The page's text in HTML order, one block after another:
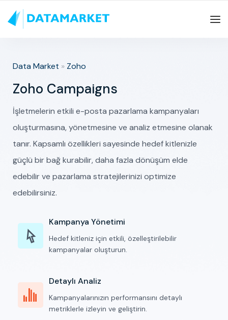
Data Market » Zoho
Zoho Campaigns
İşletmelerin etkili e-posta pazarlama kampanyaları
oluşturmasına, yönetmesine ve analiz etmesine olanak
tanır. Kapsamlı özellikleri sayesinde hedef kitlenizle
güçlü bir bağ kurabilir, daha fazla dönüşüm elde
edebilir ve pazarlama stratejilerinizi optimize
edebilirsiniz.
Kampanya Yönetimi
Hedef kitleniz için etkili, özelleştirilebilir
kampanyalar oluşturun.
Detaylı Analiz
Kampanyalarınızın performansını detaylı
metriklerle izleyin ve geliştirin.